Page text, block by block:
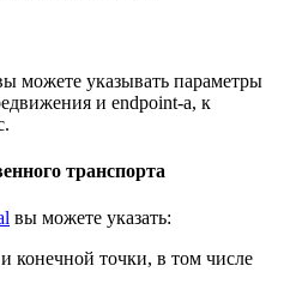
можете указывать параметры
и endpoint-а, к
транспорта
вы можете указать:
конечной точки, в том числе